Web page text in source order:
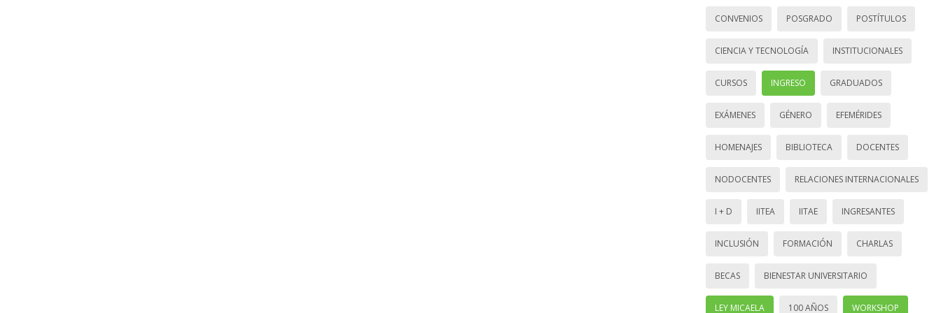
CONVENIOS POSGRADO POSTÍTULOS
CIENCIA Y TECNOLOGÍA INSTITUCIONALES
CURSOS INGRESO GRADUADOS
EXÁMENES GÉNERO EFEMÉRIDES
HOMENAJES BIBLIOTECA DOCENTES
NODOCENTES RELACIONES INTERNACIONALES
I + D IITEA IITAE INGRESANTES
INCLUSIÓN FORMACIÓN CHARLAS
BECAS BIENESTAR UNIVERSITARIO
LEY MICAELA 100 AÑOS WORKSHOP